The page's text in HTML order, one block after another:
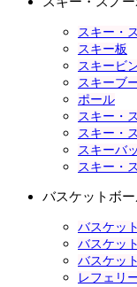
スキー・
スキー板
スキービ
スキーブ
ポール
スキー・
スキー・
スキーバ
スキー・
バスケットボ
バスケッ
バスケッ
バスケッ
レフェリ